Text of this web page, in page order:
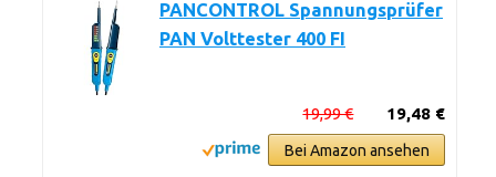
PANCONTROL Spannungsprüfer
PAN Volttester 400 FI
19,48 €
19,99 €
Bei Amazon ansehen